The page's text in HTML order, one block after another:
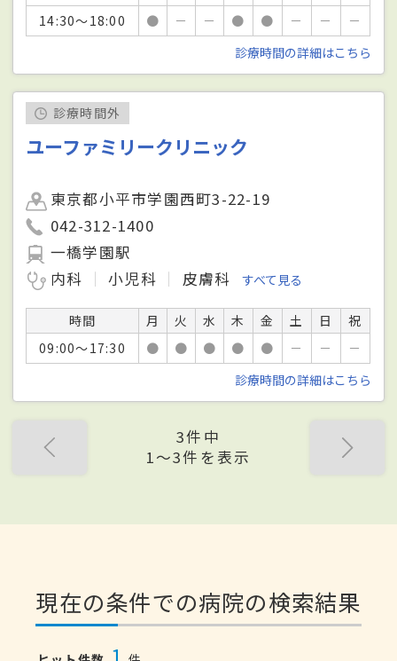
14:30～18:00
● － － ● ● － －
－
診療時間の詳細はこちら
診療時間外
ユーファミリークリニック
東京都小平市学園西町3-22-19
042-312-1400
一橋学園駅
内科
小児科 皮膚科 すべて見る
時間 月 火 水 木 金 土 日
祝
09:00～17:30
● ● ● ● ● － －
－
診療時間の詳細はこちら
3件中
1〜3件を表示
現在の条件での病院の検索結果